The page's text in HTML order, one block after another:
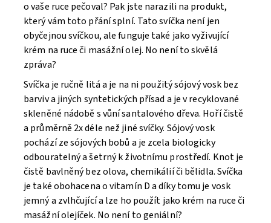
o vaše ruce pečoval? Pak jste narazili na produkt,
který vám toto přání splní. Tato svíčka není jen
obyčejnou svíčkou, ale funguje také jako vyživující
krém na ruce či masážní olej. No není to skvělá
zpráva?
Svíčka je ručně litá a je na ni použitý sójový vosk bez
barviv a jiných syntetických přísad a je v recyklované
skleněné nádobě s vůní santalového dřeva. Hoří čistě
a průměrně 2x déle než jiné svíčky. Sójový vosk
pochází ze sójových bobů a je zcela biologicky
odbouratelný a šetrný k životnímu prostředí. Knot je
čistě bavlněný bez olova, chemikálií či bělidla. Svíčka
je také obohacena o vitamín D a díky tomu je vosk
jemný a zvlhčující a lze ho použít jako krém na ruce či
masážní olejíček. No není to geniální?